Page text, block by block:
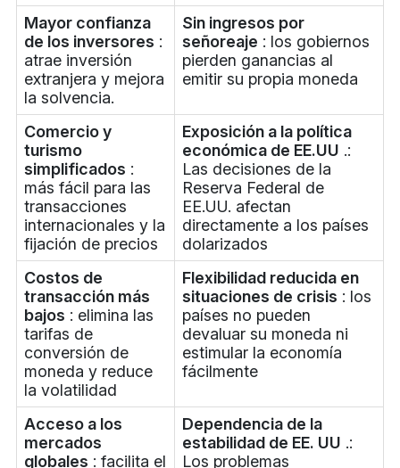
Mayor confianza
de los inversores :
atrae inversión
extranjera y mejora
la solvencia.
Sin ingresos por
señoreaje : los gobiernos
pierden ganancias al
emitir su propia moneda
Comercio y
turismo
simplificados :
más fácil para las
transacciones
internacionales y la
fijación de precios
Exposición a la política
económica de EE.UU .:
Las decisiones de la
Reserva Federal de
EE.UU. afectan
directamente a los países
dolarizados
Costos de
transacción más
bajos : elimina las
tarifas de
conversión de
moneda y reduce
la volatilidad
Flexibilidad reducida en
situaciones de crisis : los
países no pueden
devaluar su moneda ni
estimular la economía
fácilmente
Acceso a los
mercados
globales : facilita el
Dependencia de la
estabilidad de EE. UU .:
Los problemas